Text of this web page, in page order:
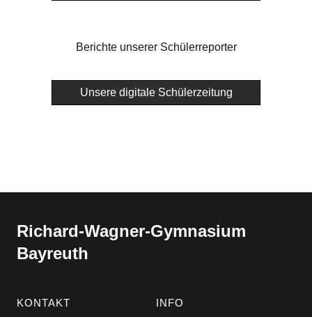
Berichte unserer Schülerreporter
Unsere digitale Schülerzeitung
Richard-​​Wagner-​​Gymnasium
Bayreuth
KONTAKT INFO